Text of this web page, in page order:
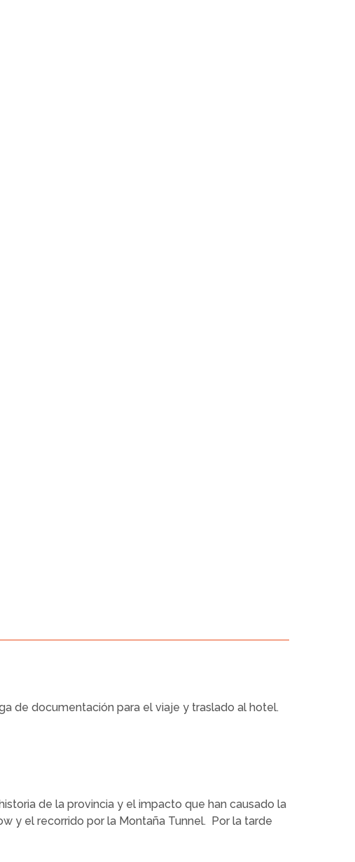
de documentación para el viaje y traslado al hotel.
de la provincia y el impacto que han causado la
y el recorrido por la Montaña Tunnel. Por la tarde